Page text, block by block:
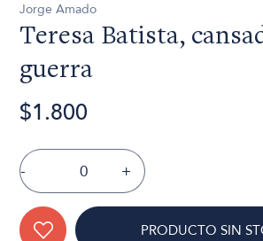
Jorge Amado
Teresa Batista,
guerra
$1.800
- +
PRODUCTO SIN